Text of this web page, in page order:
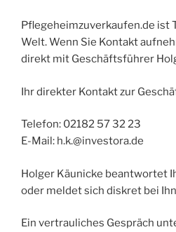
Pflegeheimzuverkaufen.de ist
Welt. Wenn Sie Kontakt
direkt mit Geschäftsführer
Ihr direkter Kontakt zur
Telefon: 02182 57 32 23
E-Mail: h.k.@investora.de
Holger Käunicke beantwortet
oder meldet sich diskret bei
Ein vertrauliches Gespräch